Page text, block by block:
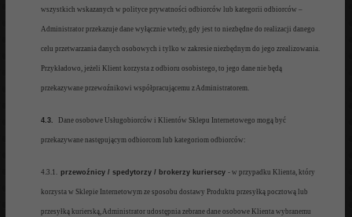
wszystkich wskazanych w polityce prywatności odbiorców lub kategorii odbiorców –
Administrator prze kazuje dane wyłącznie wtedy, gdy jest to niezbędne do realizacji danego
celu przetwarzania danych osobowych i tylko w zakresie niezbędnym do jego zrealizowania.
Przykładowo, jeżeli Klient korzysta z odbioru osobistego, to jego dane nie będą
przekazywane przewoźnikowi współpracującemu z Administratorem.
4.3. Dane osobowe Usługobiorców i Klientów Sklepu Internetowego mogą być
przekazywane następującym odbiorcom lub kategoriom odbiorców:
4.3.1. przewoźnicy / spedytorzy / brokerzy kurierscy - w przypadku Klienta, który
korzysta w Sklepie Internetowym ze sposobu dostawy Produktu przesyłką pocztową lub
przesyłką kurierską, Administrator udostępnia zebrane dane osobowe Klienta wybranemu